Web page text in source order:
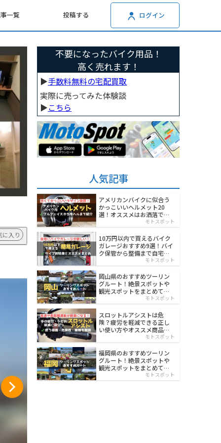
一覧 投稿する ログイン
に入り
不要になったバイク用品！
高く売れます！
▶︎手数料無料の宅配買取
実際に売ってみた体験談
▶︎こちら
人気記事
アメリカンバイクに似合う
かっこいいヘルメット20
選！オススメはお洒落でワ
モトスポット
10万円以内で買えるバイク
ガレージおすすめ9選！バイ
ク保管から整備まで自宅で
モトスポット
岡山県のおすすめツーリン
グルート！絶景スポットや
観光スポットをまとめて紹
モトスポット
スロットルアシストは危
険？疲労を軽減できる正し
い使い方やオススメ商品を
モトスポット
福岡県のおすすめツーリン
グルート！絶景スポットや
観光スポットをまとめて紹
モトスポット